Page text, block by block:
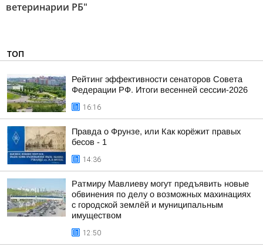
ветеринарии РБ"
ТОП
Рейтинг эффективности сенаторов Совета
Федерации РФ. Итоги весенней сессии-2026
16:16
Правда о Фрунзе, или Как корёжит правых
бесов - 1
14:36
Ратмиру Мавлиеву могут предъявить новые
обвинения по делу о возможных махинациях
с городской землёй и муниципальным
имуществом
12:50